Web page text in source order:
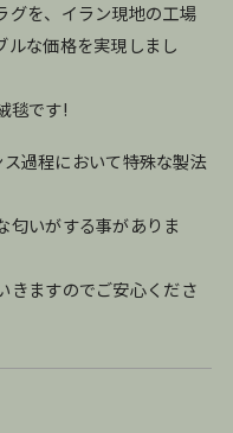
グを、イラン現地の工場
ルな価格を実現しまし
毯です!
過程において特殊な製法
匂いがする事がありま
きますのでご安心くださ